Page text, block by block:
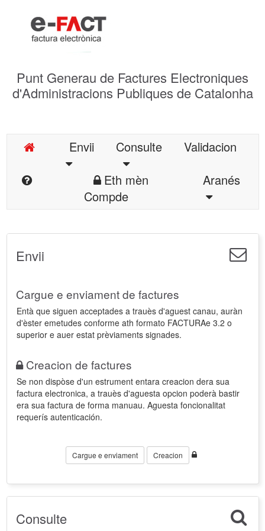
Punt Generau de Factures Electroniques
d'Administracions Publiques de Catalonha
Envii Consulte
Validacion
Eth mèn
Compde
Aranés
Envii
Cargue e enviament de factures
Entà que siguen acceptades a trauès d'aguest canau, auràn
d'èster emetudes conforme ath formato FACTURAe 3.2 o
superior e auer estat prèviaments signades.
Creacion de factures
Se non dispòse d'un estrument entara creacion dera sua
factura electronica, a trauès d'aguesta opcion poderà bastir
era sua factura de forma manuau. Aguesta foncionalitat
requerís autenticación.
Cargue e enviament Creacion
Consulte